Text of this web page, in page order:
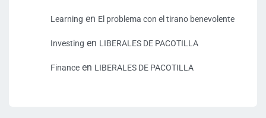
Learning en El problema con el tirano benevolente
Investing en LIBERALES DE PACOTILLA
Finance en LIBERALES DE PACOTILLA